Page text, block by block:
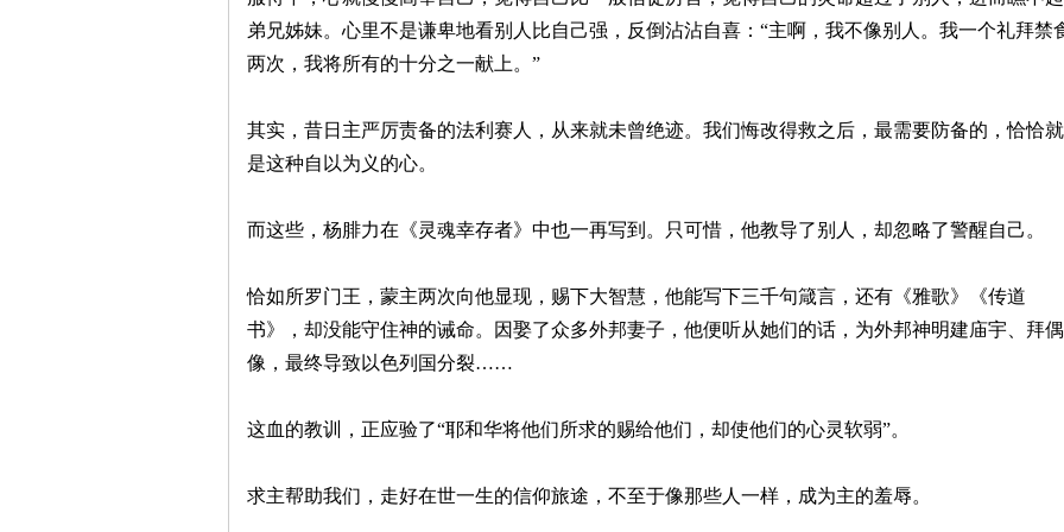
弟兄姊妹。心里不是谦卑地看别人比自己强，反倒沾沾自喜：“主啊，我不像别人。我一个礼拜禁
两次，我将所有的十分之一献上。”
其实，昔日主严厉责备的法利赛人，从来就未曾绝迹。我们悔改得救之后，最需要防备的，恰恰就
是这种自以为义的心。
而这些，杨腓力在《灵魂幸存者》中也一再写到。只可惜，他教导了别人，却忽略了警醒自己。
恰如所罗门王，蒙主两次向他显现，赐下大智慧，他能写下三千句箴言，还有《雅歌》《传道
书》，却没能守住神的诫命。因娶了众多外邦妻子，他便听从她们的话，为外邦神明建庙宇、拜偶
像，最终导致以色列国分裂……
这血的教训，正应验了“耶和华将他们所求的赐给他们，却使他们的心灵软弱”。
求主帮助我们，走好在世一生的信仰旅途，不至于像那些人一样，成为主的羞辱。